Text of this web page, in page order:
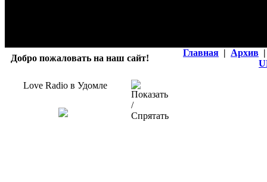
Добро пожаловать на наш сайт!
Главная | Архив |
Love Radio в Удомле